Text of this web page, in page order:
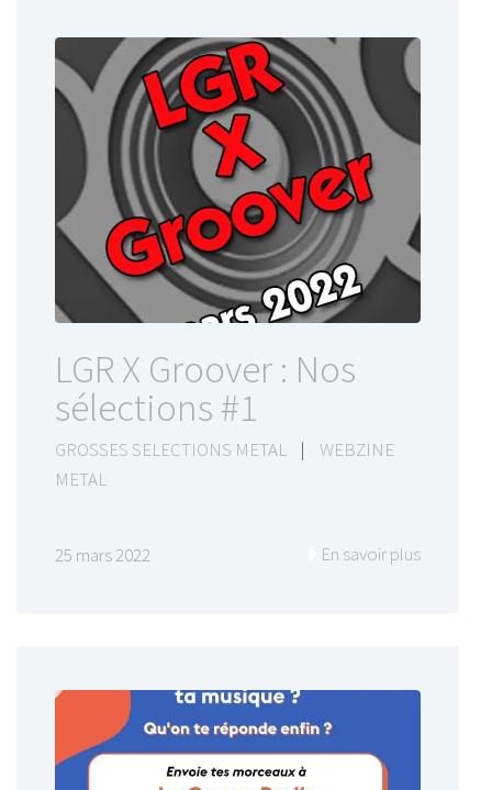
LGR X Groover : Nos
sélections #1
GROSSES SELECTIONS METAL |
WEBZINE
METAL
25 mars 2022 En savoir plus